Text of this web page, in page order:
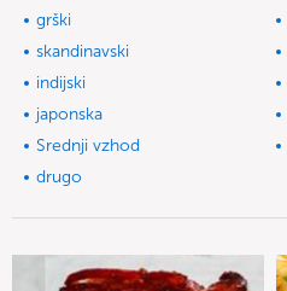
grški
skandinavski
indijski
japonska
Srednji vzhod
drugo